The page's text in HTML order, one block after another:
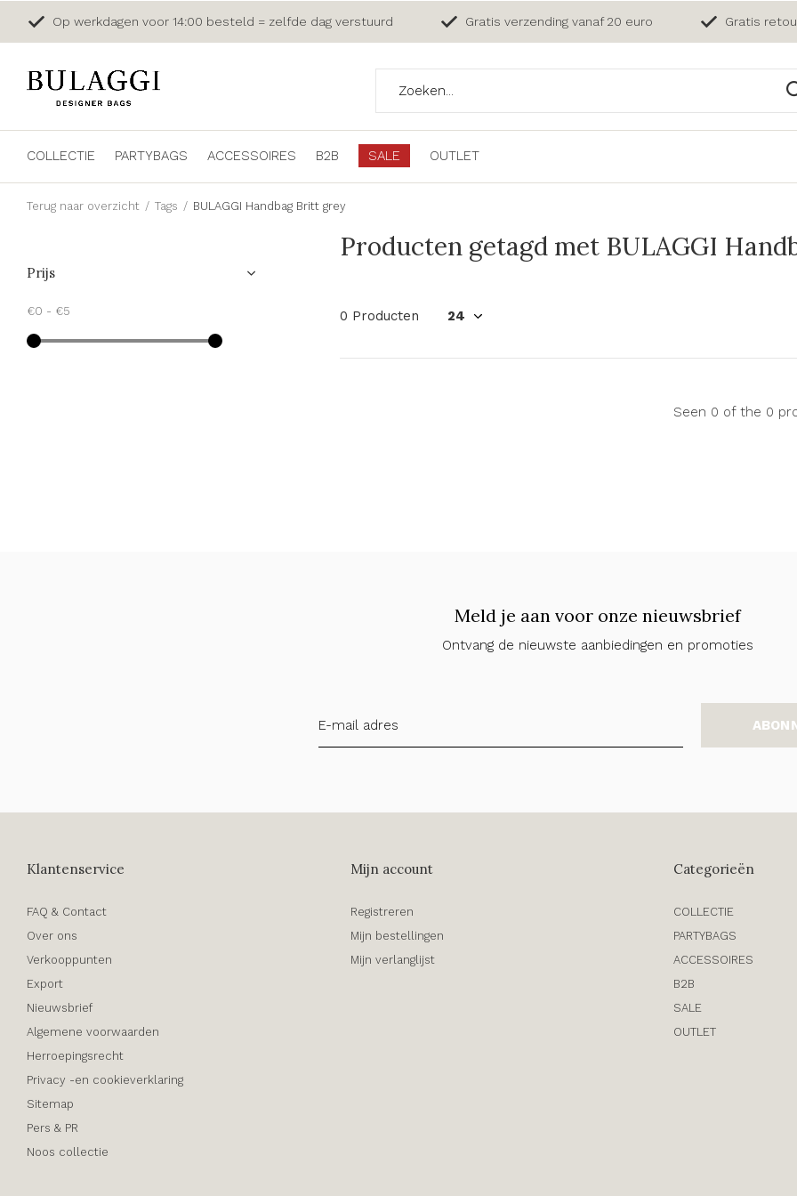
COLLECTIE PARTYBAGS ACCESSOIRES B2B SALE OUTLET
Op werkdagen voor 14:00 besteld = zelfde dag verstuurd Gratis verzending vanaf 20 euro Gratis
Terug naar overzicht Tags BULAGGI Handbag Britt grey
Producten getagd met BULAGGI
0 Producten
Seen 0 of the 0
Prijs
€0 - €5
Meld je aan voor onze nieuwsbrief
Ontvang de nieuwste aanbiedingen en promoties
Klantenservice
FAQ & Contact
Over ons
Verkooppunten
Export
Nieuwsbrief
Algemene voorwaarden
Herroepingsrecht
Privacy -en cookieverklaring
Sitemap
Pers & PR
Noos collectie
Mijn account
Registreren
Mijn bestellingen
Mijn verlanglijst
Categorieën
COLLECTIE
PARTYBAGS
ACCESSOIRES
B2B
SALE
OUTLET